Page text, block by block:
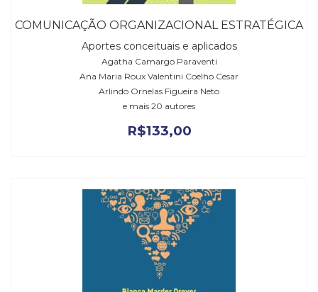
COMUNICAÇÃO ORGANIZACIONAL ESTRATÉGICA
Aportes conceituais e aplicados
Agatha Camargo Paraventi
Ana Maria Roux Valentini Coelho Cesar
Arlindo Ornelas Figueira Neto
e mais 20 autores
R$133,00